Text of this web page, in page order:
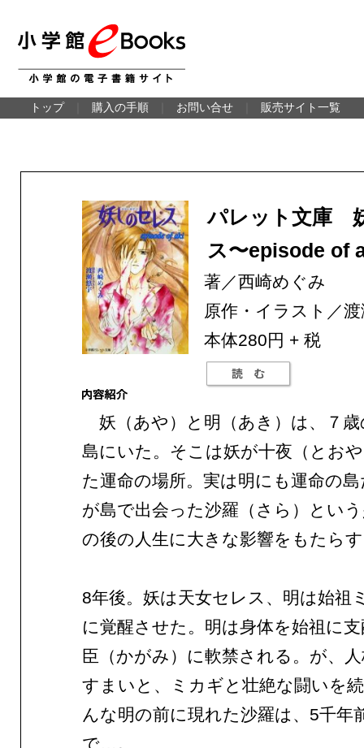
トップ 購入の手順 お問い合せ 販売サイト一覧
パレット文庫
ス〜episode of
著／西崎めぐみ
原作・イラスト／
本体280円 + 税
妖（あや）と明（あき）は、７歳
島にいた。そこは妖が十夜（とお
た運命の場所。実は明にも運命の
が島で出会った沙羅（さら）とい
の後の人生に大きな影響をもたら
8年後。妖は天女セレス、明は始祖
に覚醒させた。明は身体を始祖に
臣（かがみ）に軟禁される。が、
すまいと、ミカギと壮絶な闘いを
んな明の前に現れた沙羅は、5千年
で…。